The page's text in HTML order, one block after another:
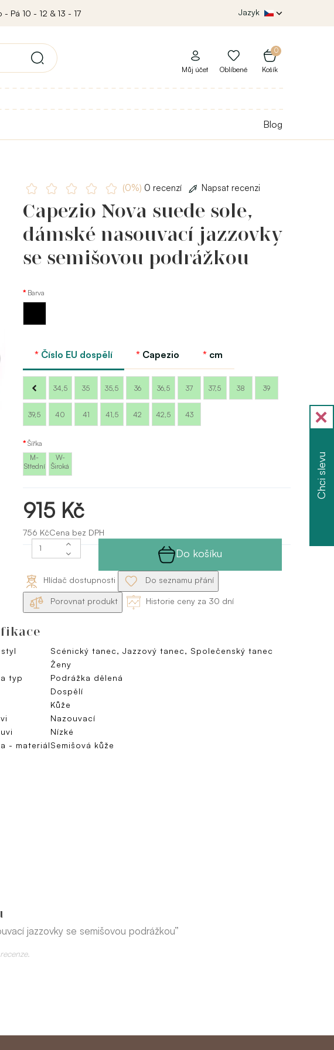
- Pá 10 - 12 & 13 - 17 Jazyk
0
Košík
Můj účet Oblíbené
Blog
(0%) 0 recenzí Napsat recenzi
Capezio Nova suede sole,
dámské nasouvací jazzovky
se semišovou podrážkou
Barva
Číslo EU dospělí Capezio cm
34,5 35 35,5 36 36,5 37 37,5 38 39
39,5 40 41 41,5 42 42,5 43
Šířka
M-
Střední
W-
Široká
915 Kč
756 KčCena bez DPH
Do košíku
Hlídač dostupnosti Do seznamu přání
Porovnat produkt Historie ceny za 30 dní
Scénický tanec, Jazzový tanec, Společenský tanec
Ženy
typ
Podrážka dělená
Dospělí
Kůže
Nazouvací
Nízké
- materiálSemišová kůže
jazzovky se semišovou podrážkou”
Chci slevu